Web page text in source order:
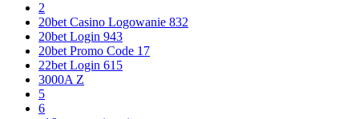
2
20bet Casino Logowanie 832
20bet Login 943
20bet Promo Code 17
22bet Login 615
3000A Z
5
6